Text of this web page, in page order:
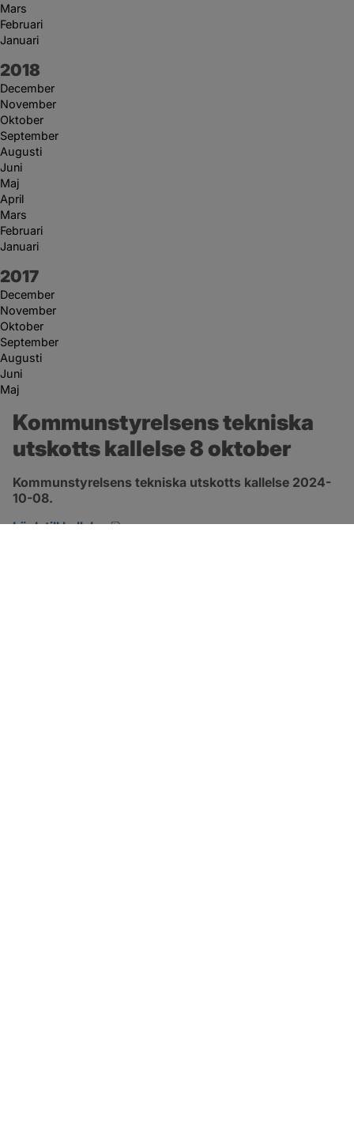
Mars
Februari
Januari
År:
2018
December
November
Oktober
September
Augusti
Juni
Maj
April
Mars
Februari
Januari
År:
2017
December
November
Oktober
September
Augusti
Juni
Maj
Kommunstyrelsens tekniska
utskotts kallelse 8 oktober
Kommunstyrelsens tekniska utskotts kallelse 2024-
10-08.
Länk till kallelse
pdf, 134.7 kB, öppnas i nytt fönster.